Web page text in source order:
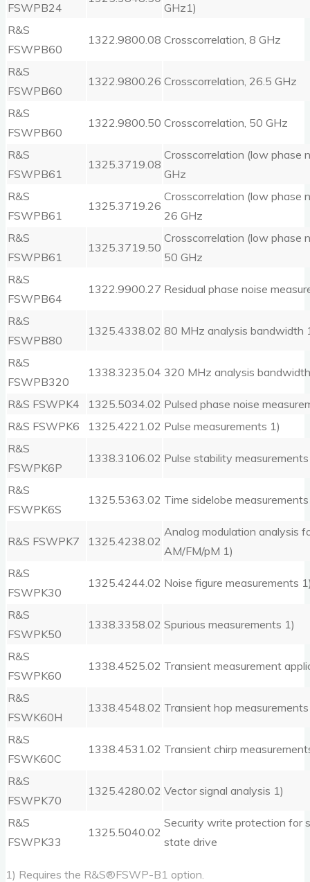
FSWPB24
GHz1)
R&S
FSWPB60
1322.9800.08 Crosscorrelation, 8 GHz
R&S
FSWPB60
1322.9800.26 Crosscorrelation, 26.5 GHz
R&S
FSWPB60
1322.9800.50 Crosscorrelation, 50 GHz
R&S
FSWPB61
1325.3719.08
Crosscorrelation (low phase
GHz
R&S
FSWPB61
1325.3719.26
Crosscorrelation (low phase
26 GHz
R&S
FSWPB61
1325.3719.50
Crosscorrelation (low phase
50 GHz
R&S
FSWPB64
1322.9900.27 Residual phase noise
R&S
FSWPB80
1325.4338.02 80 MHz analysis bandwidth
R&S
FSWPB320
1338.3235.04 320 MHz analysis
R&S FSWPK4 1325.5034.02 Pulsed phase noise
R&S FSWPK6
1325.4221.02 Pulse measurements 1)
R&S
FSWPK6P
1338.3106.02 Pulse stability
R&S
FSWPK6S
1325.5363.02 Time sidelobe
R&S FSWPK7 1325.4238.02
Analog modulation analysis
AM/FM/pM 1)
R&S
FSWPK30
1325.4244.02 Noise figure measurements
R&S
FSWPK50
1338.3358.02 Spurious measurements 1)
R&S
FSWPK60
1338.4525.02 Transient measurement
R&S
FSWK60H
1338.4548.02 Transient hop
R&S
FSWK60C
1338.4531.02 Transient chirp
R&S
FSWPK70
1325.4280.02 Vector signal analysis 1)
R&S
FSWPK33
1325.5040.02
Security write protection for
state drive
1) Requires the R&S®FSWP-B1 option.